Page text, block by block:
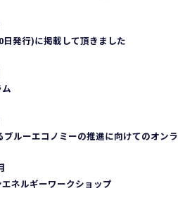
発行)に掲載して頂きました
ルーエコノミーの推進に向けてのオン
ネルギーワークショップ